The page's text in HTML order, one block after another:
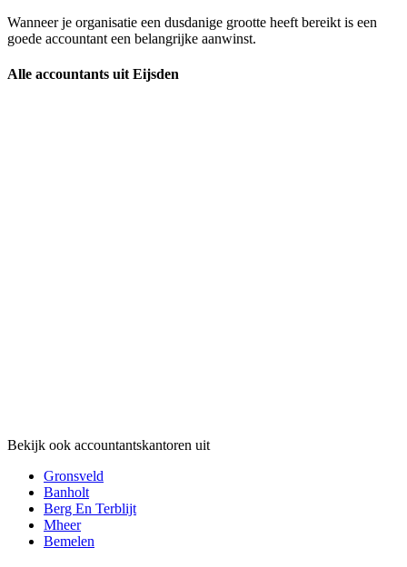
Wanneer je organisatie een dusdanige grootte heeft bereikt is een
goede accountant een belangrijke aanwinst.
Alle accountants uit Eijsden
Bekijk ook accountantskantoren uit
Gronsveld
Banholt
Berg En Terblijt
Mheer
Bemelen